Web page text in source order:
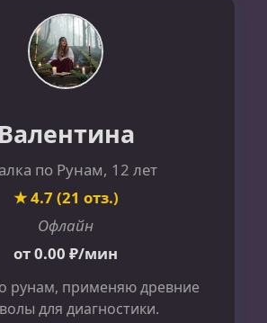
Валентина
по Рунам, 12 лет
★ 4.7 (21 отз.)
Офлайн
от 0.00 ₽/мин
рунам, применяю древние
для диагностики.